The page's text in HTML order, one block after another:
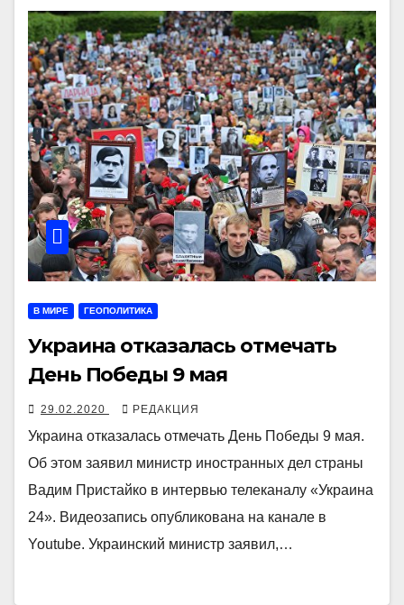
В МИРЕ ГЕОПОЛИТИКА
Украина отказалась отмечать
День Победы 9 мая
29.02.2020 РЕДАКЦИЯ
Украина отказалась отмечать День Победы 9 мая.
Об этом заявил министр иностранных дел страны
Вадим Пристайко в интервью телеканалу «Украина
24». Видеозапись опубликована на канале в
Youtube. Украинский министр заявил,…